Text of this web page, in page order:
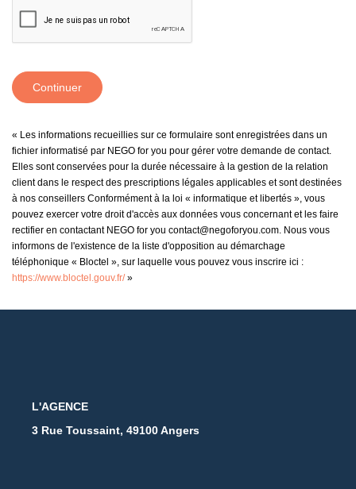
Continuer
« Les informations recueillies sur ce formulaire sont enregistrées dans un
fichier informatisé par NEGO for you pour gérer votre demande de contact.
Elles sont conservées pour la durée nécessaire à la gestion de la relation
client dans le respect des prescriptions légales applicables et sont destinées
à nos conseillers Conformément à la loi « informatique et libertés », vous
pouvez exercer votre droit d'accès aux données vous concernant et les faire
rectifier en contactant NEGO for you contact@negoforyou.com. Nous vous
informons de l'existence de la liste d'opposition au démarchage
téléphonique « Bloctel », sur laquelle vous pouvez vous inscrire ici :
https://www.bloctel.gouv.fr/»
L'AGENCE
3 Rue Toussaint, 49100 Angers